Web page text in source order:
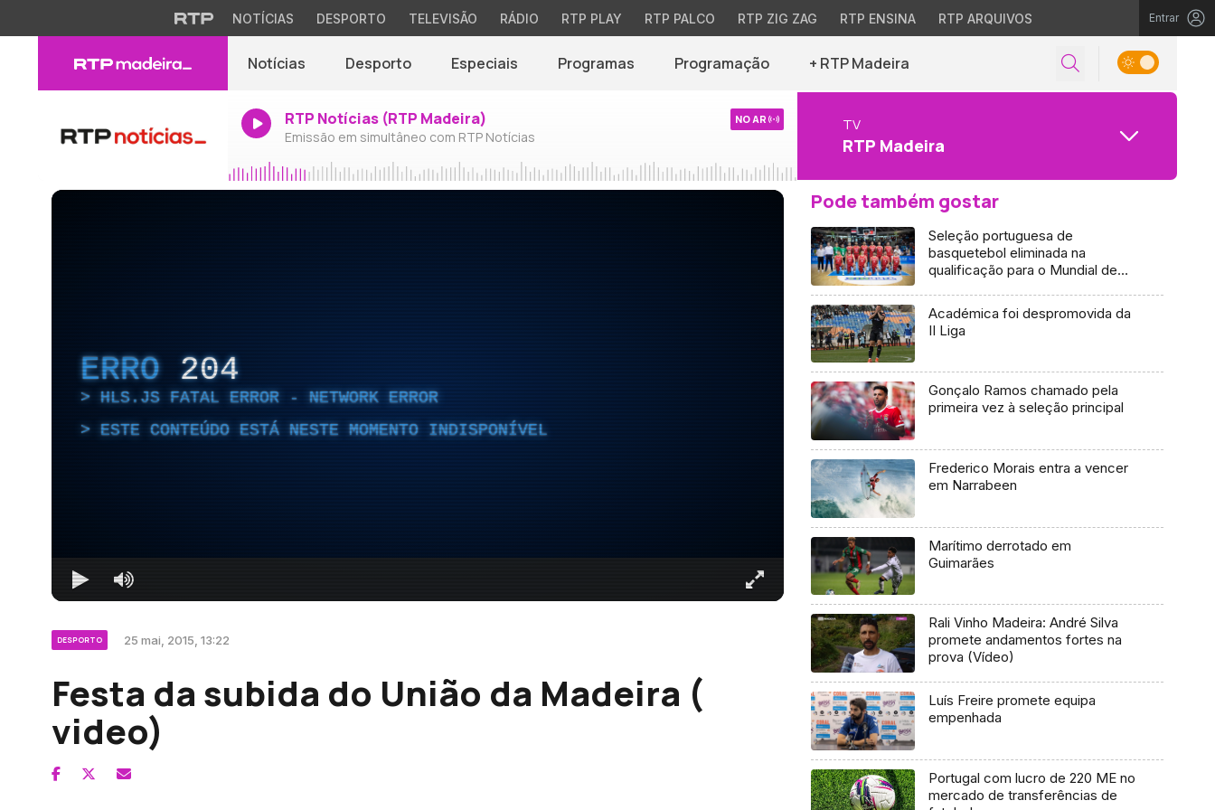
NOTÍCIAS DESPORTO TELEVISÃO RÁDIO RTP PLAY RTP PALCO RTP ZIG ZAG RTP ENSINA RTP ARQUIVOS Entrar
Notícias Desporto Especiais Programas Programação + RTP Madeira
RTP Notícias (RTP Madeira)
Emissão em simultâneo com RTP Notícias
NO AR TV
RTP Madeira
ERRO 204
HLS.JS FATAL ERROR - NETWORK ERROR
ESTE CONTEÚDO ESTÁ NESTE MOMENTO INDISPONÍVEL
DESPORTO 25 mai, 2015, 13:22
Festa da subida do União da Madeira (
video)
Pode também gostar
Seleção portuguesa de
basquetebol eliminada na
qualificação para o Mundial de
Académica foi despromovida da
II Liga
Gonçalo Ramos chamado pela
primeira vez à seleção principal
Frederico Morais entra a vencer
em Narrabeen
Marítimo derrotado em
Guimarães
Rali Vinho Madeira: André Silva
promete andamentos fortes na
prova (Vídeo)
Luís Freire promete equipa
empenhada
Portugal com lucro de 220 ME no
mercado de transferências de